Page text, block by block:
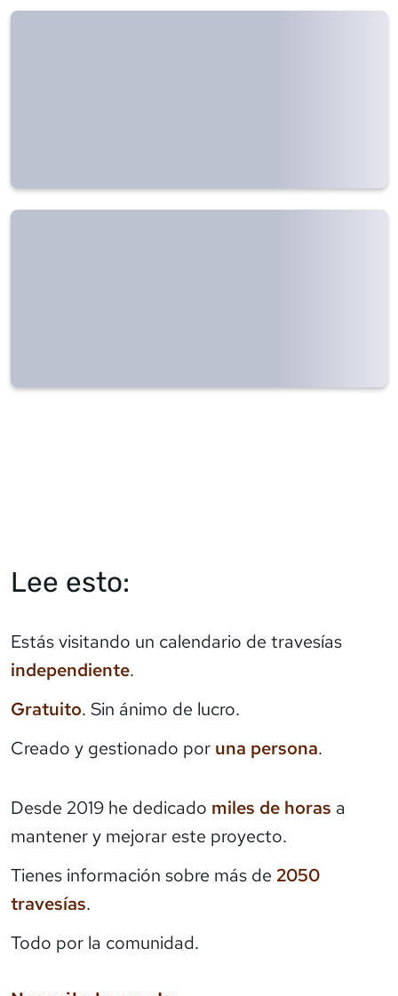
Lee esto:
Estás visitando un calendario de travesías
independiente.
Gratuito. Sin ánimo de lucro.
Creado y gestionado por una persona.
Desde 2019 he dedicado miles de horas a
mantener y mejorar este proyecto.
Tienes información sobre más de 2050
travesías.
Todo por la comunidad.